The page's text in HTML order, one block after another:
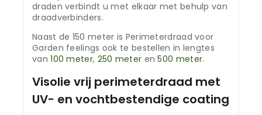
draden verbindt u met elkaar met behulp van
draadverbinders.
Naast de 150 meter is Perimeterdraad voor
Garden feelings ook te bestellen in lengtes
van100 meter, 250 meter en500 meter.
Visolie vrij perimeterdraad met
UV- en vochtbestendige coating